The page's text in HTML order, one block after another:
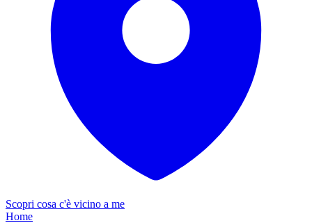
Scopri cosa c'è vicino a me
Home